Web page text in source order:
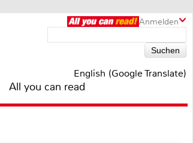
Anmelden
English (Google Translate)
All you can read